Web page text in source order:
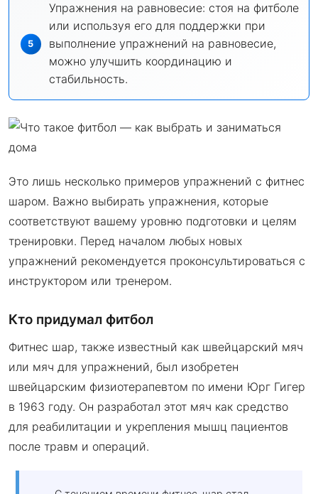
Упражнения на равновесие: стоя на фитболе
или используя его для поддержки при
выполнение упражнений на равновесие,
можно улучшить координацию и
стабильность.
Это лишь несколько примеров упражнений с фитнес
шаром. Важно выбирать упражнения, которые
соответствуют вашему уровню подготовки и целям
тренировки. Перед началом любых новых
упражнений рекомендуется проконсультироваться с
инструктором или тренером.
Кто придумал фитбол
Фитнес шар, также известный как швейцарский мяч
или мяч для упражнений, был изобретен
швейцарским физиотерапевтом по имени Юрг Гигер
в 1963 году. Он разработал этот мяч как средство
для реабилитации и укрепления мышц пациентов
после травм и операций.